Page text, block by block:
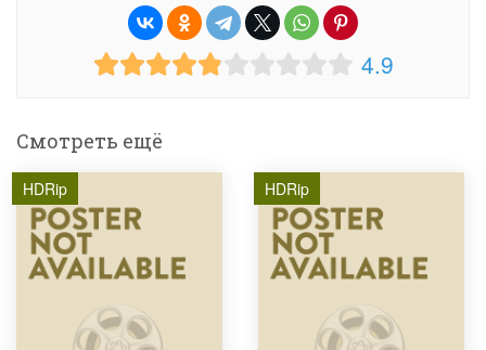
4.9
Смотреть ещё
HDRip HDRip